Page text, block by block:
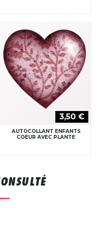
3,50 €
AUTOCOLLANT ENFANTS
COEUR AVEC PLANTE